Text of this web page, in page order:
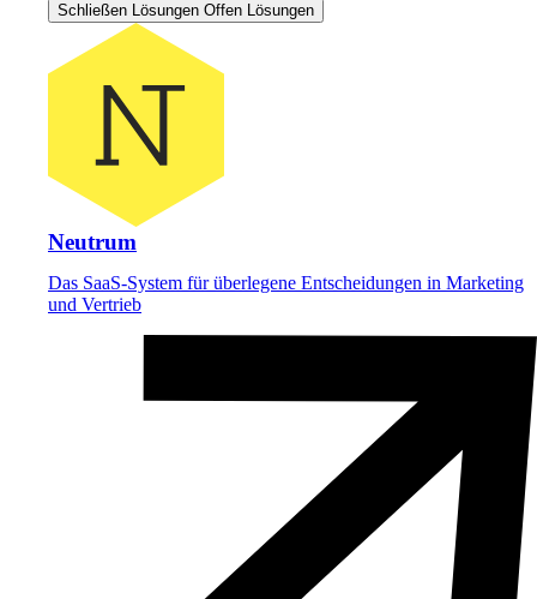
Schließen Lösungen Offen Lösungen
Neutrum
Das SaaS-System für überlegene Entscheidungen in Marketing
und Vertrieb